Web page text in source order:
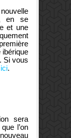
en se
et une
ibérique
Si vous
ici.
sera
l’on